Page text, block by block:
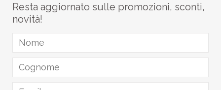
Resta aggiornato sulle promozioni, sconti,
novità!